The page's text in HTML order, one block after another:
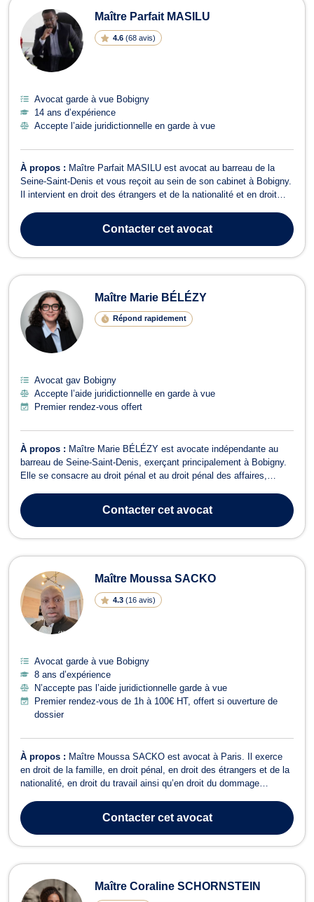
Maître Parfait MASILU
4.6 (68 avis)
Avocat garde à vue Bobigny
14 ans d’expérience
Accepte l’aide juridictionnelle en garde à vue
À propos : Maître Parfait MASILU est avocat au barreau de la
Seine-Saint-Denis et vous reçoit au sein de son cabinet à Bobigny.
Il intervient en droit des étrangers et de la nationalité et en droit
compétent en droit pénal et opère tant pour les victimes que pour
les auteurs de ...
Contactercet avocat
Maître Marie BÉLÉZY
Répond rapidement
Avocat gav Bobigny
Accepte l’aide juridictionnelle en garde à vue
Premier rendez-vous offert
À propos : Maître Marie BÉLÉZY est avocate indépendante au
barreau de Seine-Saint-Denis, exerçant principalement à Bobigny.
Elle se consacre au droit pénal et au droit pénal des affaires,
clients. En droit pénal, Maître BÉLÉZY intervient à toutes les
étapes de la procé...Contactercet avocat
Maître Moussa SACKO
4.3 (16 avis)
Avocat garde à vue Bobigny
8 ans d’expérience
N’accepte pas l’aide juridictionnelle garde à vue
Premier rendez-vous de 1h à 100€ HT, offert si ouverture de
dossier
À propos : Maître Moussa SACKO est avocat à Paris. Il exerce
en droit de la famille, en droit pénal, en droit des étrangers et de la
nationalité, en droit du travail ainsi qu’en droit du dommage
vous épaule pour vos procédures de divorce, de demande de
pension alimentaire, ...Contactercet avocat
Maître Coraline SCHORNSTEIN